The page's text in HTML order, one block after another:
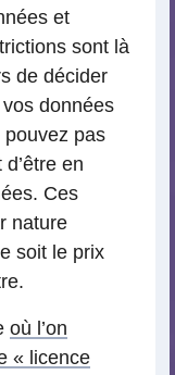
et
sont là
de décider
données
pas
en
Ces
nature
soit le prix
où l’on
« licence